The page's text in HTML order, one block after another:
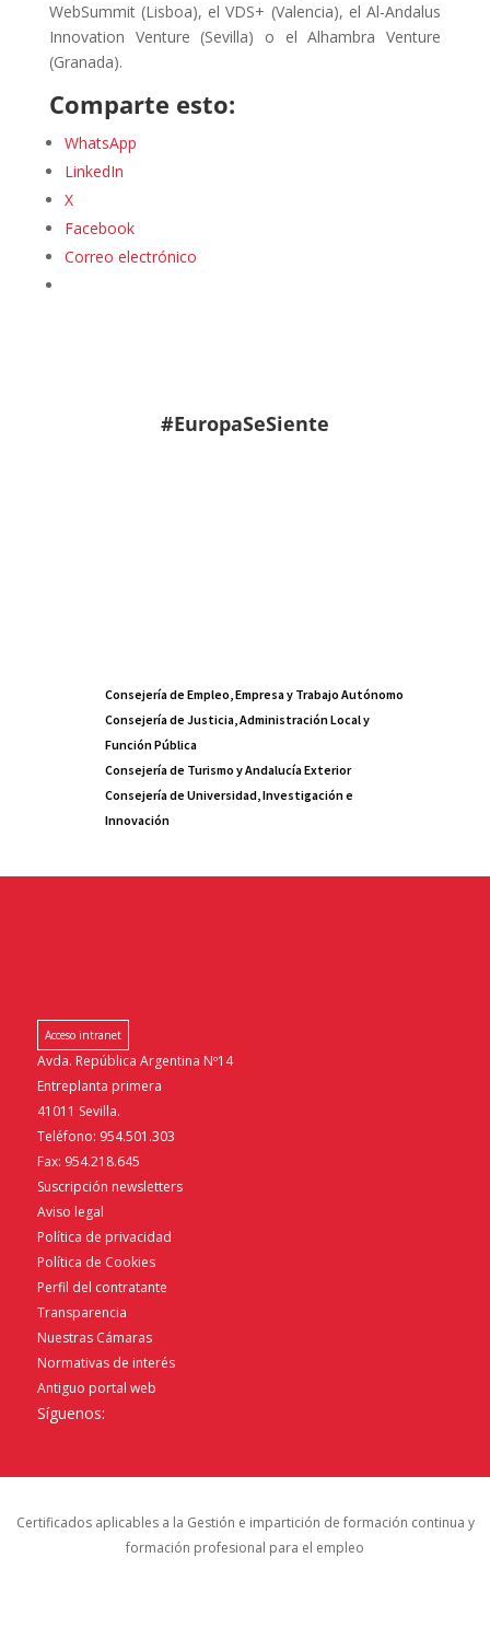
WebSummit (Lisboa), el VDS+ (Valencia), el Al-Andalus
Innovation Venture (Sevilla) o el Alhambra Venture
(Granada).
Comparte esto:
WhatsApp
LinkedIn
X
Facebook
Correo electrónico
#EuropaSeSiente
Consejería de Empleo, Empresa y Trabajo Autónomo
Consejería de Justicia, Administración Local y
Función Pública
Consejería de Turismo y Andalucía Exterior
Consejería de Universidad, Investigación e
Innovación
Acceso intranet
Avda. República Argentina Nº14
Entreplanta primera
41011 Sevilla.
Teléfono: 954.501.303
Fax: 954.218.645
Suscripción newsletters
Aviso legal
Política de privacidad
Política de Cookies
Perfil del contratante
Transparencia
Nuestras Cámaras
Normativas de interés
Antiguo portal web
Síguenos:
Certificados aplicables a la Gestión e impartición de formación continua y
formación profesional para el empleo